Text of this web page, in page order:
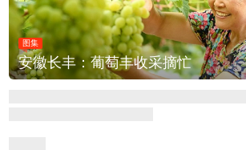
图集
湖北房县：路畅景美